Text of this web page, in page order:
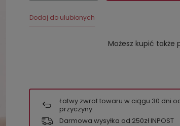
Dodaj do ulubionych
Możesz kupić także
Łatwy zwrot towaru w ciągu 30 dni
przyczyny
Darmowa wysyłka od 250zł INPOST